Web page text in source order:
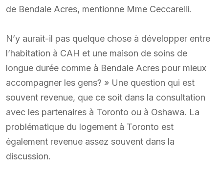
de Bendale Acres, mentionne Mme Ceccarelli.
N’y aurait-il pas quelque chose à développer entre
l’habitation à CAH et une maison de soins de
longue durée comme à Bendale Acres pour mieux
accompagner les gens? » Une question qui est
souvent revenue, que ce soit dans la consultation
avec les partenaires à Toronto ou à Oshawa. La
problématique du logement à Toronto est
également revenue assez souvent dans la
discussion.